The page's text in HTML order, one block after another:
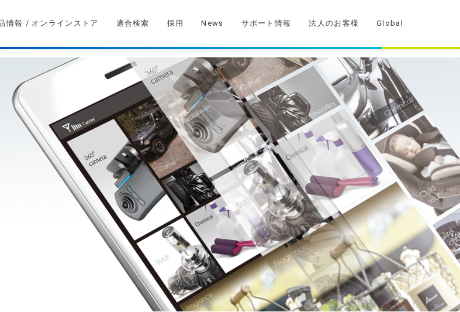
情報 / オンラインストア 適合検索 採用 News サポート情報 法人のお客様 Global